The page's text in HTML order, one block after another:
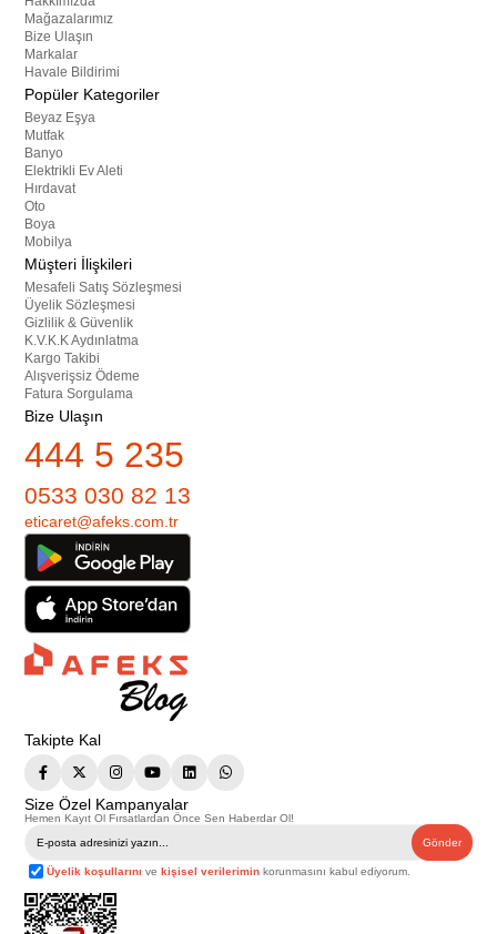
Mağazalarımız
Bize Ulaşın
Markalar
Havale Bildirimi
Popüler Kategoriler
Beyaz Eşya
Mutfak
Banyo
Elektrikli Ev Aleti
Hırdavat
Oto
Boya
Mobilya
Müşteri İlişkileri
Mesafeli Satış Sözleşmesi
Üyelik Sözleşmesi
Gizlilik & Güvenlik
K.V.K.K Aydınlatma
Kargo Takibi
Alışverişsiz Ödeme
Fatura Sorgulama
Bize Ulaşın
444 5 235
0533 030 82 13
eticaret@afeks.com.tr
Takipte Kal
Size Özel Kampanyalar
Hemen Kayıt Ol Fırsatlardan Önce Sen Haberdar Ol!
Gönder
Üyelik koşullarını vekişisel verilerimin korunmasını kabul ediyorum.